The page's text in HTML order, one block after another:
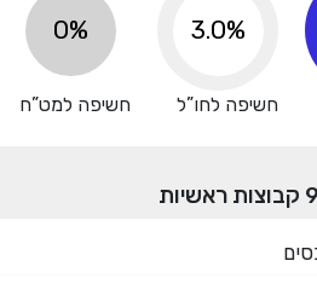
3.0%
חשיפה לחו”ל
0%
חשיפה למט”ח